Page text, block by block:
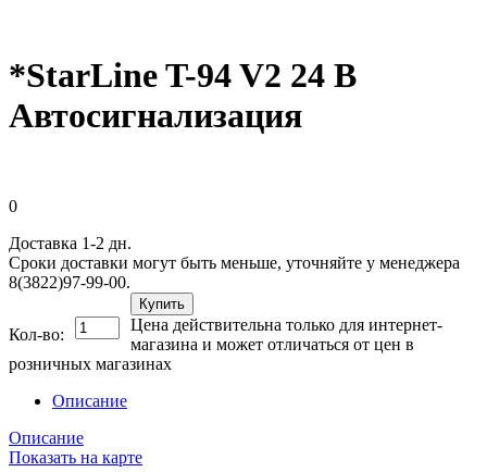
*StarLine T-94 V2 24 В
Автосигнализация
0
Доставка 1-2 дн.
Сроки доставки могут быть меньше, уточняйте у менеджера
8(3822)97-99-00.
Кол-во:
Купить
Цена действительна только для интернет-
магазина и может отличаться от цен в
розничных магазинах
Описание
Описание
Показать на карте